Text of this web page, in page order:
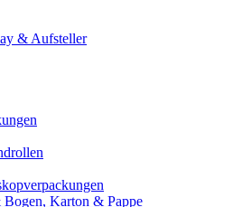
& Aufsteller
Karton & Pappe